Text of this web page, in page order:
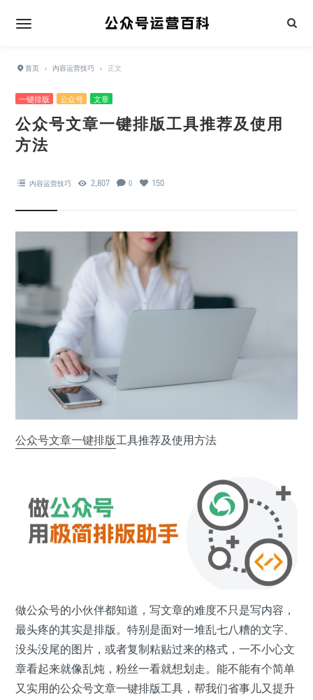
首页 › 内容运营技巧 › 正文
一键排版 公众号 文章
公众号文章一键排版工具推荐及使用
方法
内容运营技巧 2,807 0 150
公众号文章一键排版工具推荐及使用方法
做公众号的小伙伴都知道，写文章的难度不只是写内容，
最头疼的其实是排版。特别是面对一堆乱七八糟的文字、
没头没尾的图片，或者复制粘贴过来的格式，一不小心文
章看起来就像乱炖，粉丝一看就想划走。能不能有个简单
又实用的公众号文章一键排版工具，帮我们省事儿又提升